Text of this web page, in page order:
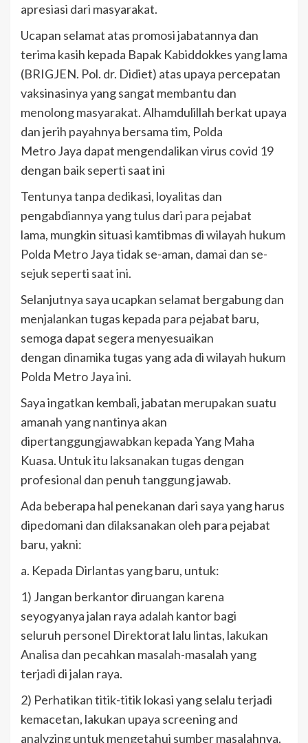
apresiasi dari masyarakat.
Ucapan selamat atas promosi jabatannya dan
terima kasih kepada Bapak Kabiddokkes yang lama
(BRIGJEN. Pol. dr. Didiet) atas upaya percepatan
vaksinasinya yang sangat membantu dan
menolong masyarakat. Alhamdulillah berkat upaya
dan jerih payahnya bersama tim, Polda
Metro Jaya dapat mengendalikan virus covid 19
dengan baik seperti saat ini
Tentunya tanpa dedikasi, loyalitas dan
pengabdiannya yang tulus dari para pejabat
lama, mungkin situasi kamtibmas di wilayah hukum
Polda Metro Jaya tidak se-aman, damai dan se-
sejuk seperti saat ini.
Selanjutnya saya ucapkan selamat bergabung dan
menjalankan tugas kepada para pejabat baru,
semoga dapat segera menyesuaikan
dengan dinamika tugas yang ada di wilayah hukum
Polda Metro Jaya ini.
Saya ingatkan kembali, jabatan merupakan suatu
amanah yang nantinya akan
dipertanggungjawabkan kepada Yang Maha
Kuasa. Untuk itu laksanakan tugas dengan
profesional dan penuh tanggung jawab.
Ada beberapa hal penekanan dari saya yang harus
dipedomani dan dilaksanakan oleh para pejabat
baru, yakni:
a. Kepada Dirlantas yang baru, untuk:
1) Jangan berkantor diruangan karena
seyogyanya jalan raya adalah kantor bagi
seluruh personel Direktorat lalu lintas, lakukan
Analisa dan pecahkan masalah-masalah yang
terjadi di jalan raya.
2) Perhatikan titik-titik lokasi yang selalu terjadi
kemacetan, lakukan upaya screening and
analyzing untuk mengetahui sumber masalahnya.